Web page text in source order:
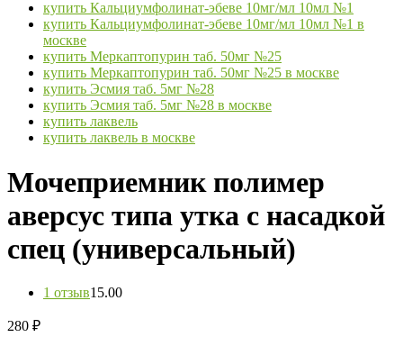
купить Кальциумфолинат-эбеве 10мг/мл 10мл №1
купить Кальциумфолинат-эбеве 10мг/мл 10мл №1 в
москве
купить Меркаптопурин таб. 50мг №25
купить Меркаптопурин таб. 50мг №25 в москве
купить Эсмия таб. 5мг №28
купить Эсмия таб. 5мг №28 в москве
купить лаквель
купить лаквель в москве
Мочеприемник полимер
аверсус типа утка с насадкой
спец (универсальный)
1 отзыв1 5.00
280 ₽